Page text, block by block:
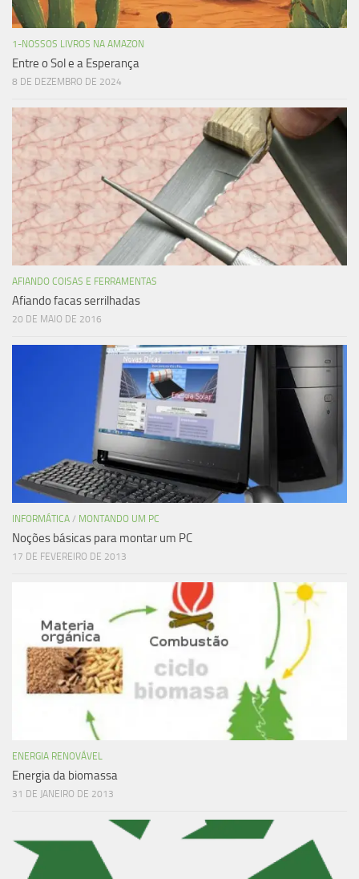
1-NOSSOS LIVROS NA AMAZON
Entre o Sol e a Esperança
8 DE DEZEMBRO DE 2024
AFIANDO COISAS E FERRAMENTAS
Afiando facas serrilhadas
20 DE MAIO DE 2016
INFORMÁTICA / MONTANDO UM PC
Noções básicas para montar um PC
17 DE FEVEREIRO DE 2013
ENERGIA RENOVÁVEL
Energia da biomassa
31 DE JANEIRO DE 2013